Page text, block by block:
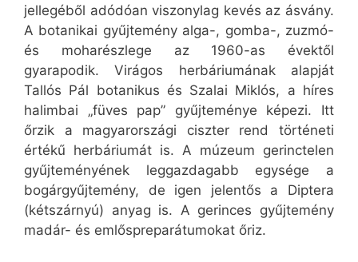
jellegéből adódóan viszonylag kevés az ásvány.
A botanikai gyűjtemény alga-, gomba-, zuzmó-
és moharészlege az 1960-as évektől
gyarapodik. Virágos herbáriumának alapját
Tallós Pál botanikus és Szalai Miklós, a híres
halimbai „füves pap” gyűjteménye képezi. Itt
őrzik a magyarországi ciszter rend történeti
értékű herbáriumát is. A múzeum gerinctelen
gyűjteményének leggazdagabb egysége a
bogárgyűjtemény, de igen jelentős a Diptera
(kétszárnyú) anyag is. A gerinces gyűjtemény
madár- és emlőspreparátumokat őriz.